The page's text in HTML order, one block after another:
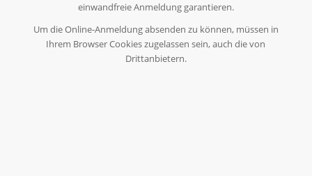
einwandfreie Anmeldung garantieren.
Um die Online-Anmeldung absenden zu können, müssen in
Ihrem Browser Cookies zugelassen sein, auch die von
Drittanbietern.